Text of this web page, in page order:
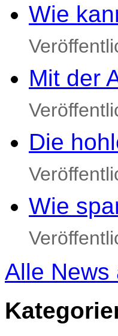
Wie
Mit der
Die
Wie
Alle News